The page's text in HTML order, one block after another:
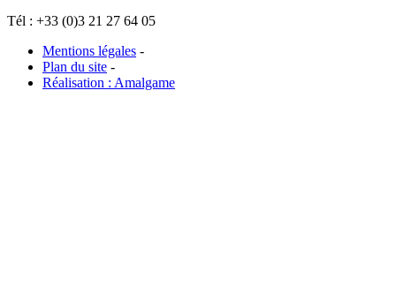
Tél : +33 (0)3 21 27 64 05
Mentions légales -
Plan du site -
Réalisation : Amalgame